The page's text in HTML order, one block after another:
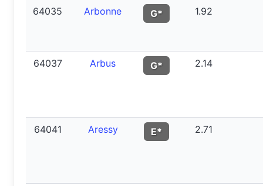
64035 Arbonne G* 1.92
64037 Arbus G* 2.14
64041 Aressy E* 2.71